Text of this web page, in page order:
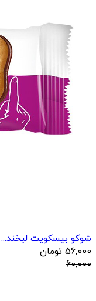
شوکو بیسکویت لبخند...
56,000 تومان
60,000